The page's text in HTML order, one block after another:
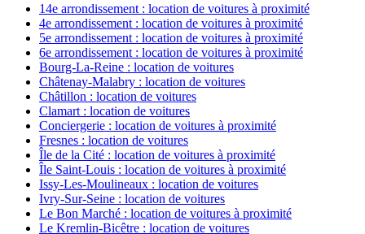
14e arrondissement : location de voitures à proximité
4e arrondissement : location de voitures à proximité
5e arrondissement : location de voitures à proximité
6e arrondissement : location de voitures à proximité
Bourg-La-Reine : location de voitures
Châtenay-Malabry : location de voitures
Châtillon : location de voitures
Clamart : location de voitures
Conciergerie : location de voitures à proximité
Fresnes : location de voitures
Île de la Cité : location de voitures à proximité
Île Saint-Louis : location de voitures à proximité
Issy-Les-Moulineaux : location de voitures
Ivry-Sur-Seine : location de voitures
Le Bon Marché : location de voitures à proximité
Le Kremlin-Bicêtre : location de voitures